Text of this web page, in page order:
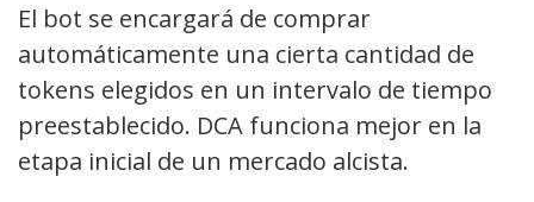
El bot se encargará de comprar
automáticamente una cierta cantidad de
tokens elegidos en un intervalo de tiempo
preestablecido. DCA funciona mejor en la
etapa inicial de un mercado alcista.